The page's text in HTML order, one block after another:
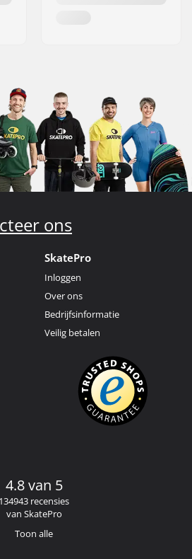
ons
SkatePro
Inloggen
Over ons
Bedrijfsinformatie
Veilig betalen
4.8 van 5
134943 recensies
van SkatePro
Toon alle